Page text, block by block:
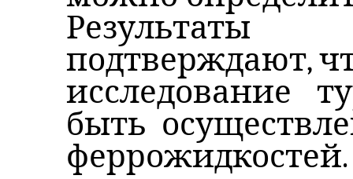
подтверждают,
исследование
быть
феррожидкостей